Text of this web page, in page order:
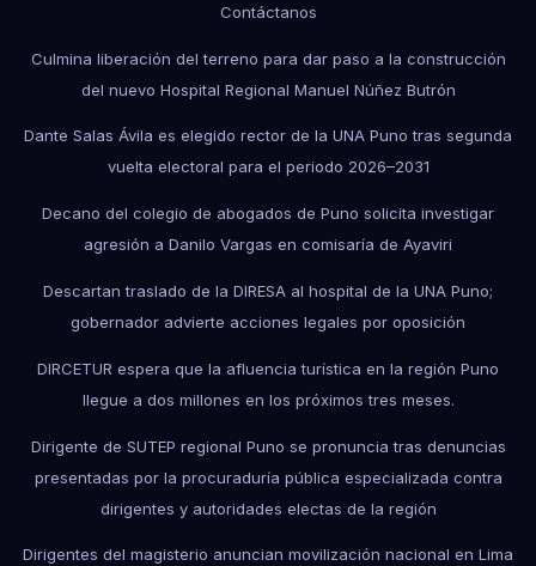
Contáctanos
Culmina liberación del terreno para dar paso a la construcción
del nuevo Hospital Regional Manuel Núñez Butrón
Dante Salas Ávila es elegido rector de la UNA Puno tras segunda
vuelta electoral para el periodo 2026–2031
Decano del colegio de abogados de Puno solicita investigar
agresión a Danilo Vargas en comisaría de Ayaviri
Descartan traslado de la DIRESA al hospital de la UNA Puno;
gobernador advierte acciones legales por oposición
DIRCETUR espera que la afluencia turística en la región Puno
llegue a dos millones en los próximos tres meses.
Dirigente de SUTEP regional Puno se pronuncia tras denuncias
presentadas por la procuraduría pública especializada contra
dirigentes y autoridades electas de la región
Dirigentes del magisterio anuncian movilización nacional en Lima